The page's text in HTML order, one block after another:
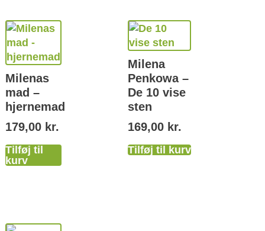
Milenas
mad –
hjernemad
179,00 kr.
Tilføj til
kurv
Milena
Penkowa –
De 10 vise
sten
169,00 kr.
Tilføj til kurv